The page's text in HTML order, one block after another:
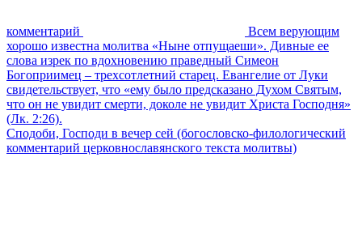
комментарий
Всем верующим
хорошо известна молитва «Ныне отпущаеши». Дивные ее
слова изрек по вдохновению праведный Симеон
Богоприимец – трехсотлетний старец. Евангелие от Луки
свидетельствует, что «ему было предсказано Духом Святым,
что он не увидит смерти, доколе не увидит Христа Господня»
(Лк. 2:26).
Сподоби, Господи в вечер сей (богословско-филологический
комментарий церковнославянского текста молитвы)